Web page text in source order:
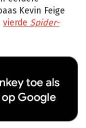
Kevin Feige
vierde Spider-